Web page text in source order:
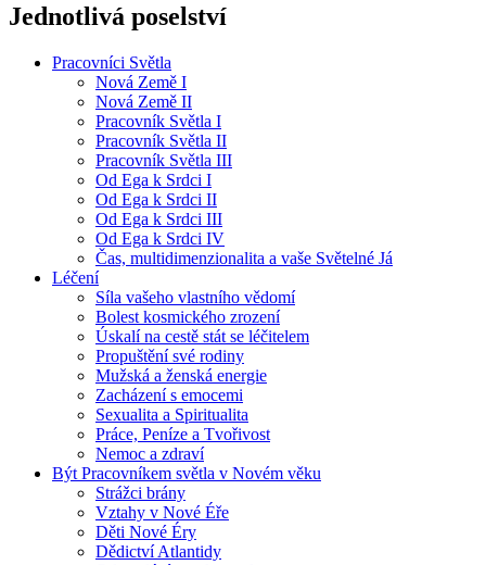
Jednotlivá poselství
Pracovníci Světla
Nová Země I
Nová Země II
Pracovník Světla I
Pracovník Světla II
Pracovník Světla III
Od Ega k Srdci I
Od Ega k Srdci II
Od Ega k Srdci III
Od Ega k Srdci IV
Čas, multidimenzionalita a vaše Světelné Já
Léčení
Síla vašeho vlastního vědomí
Bolest kosmického zrození
Úskalí na cestě stát se léčitelem
Propuštění své rodiny
Mužská a ženská energie
Zacházení s emocemi
Sexualita a Spiritualita
Práce, Peníze a Tvořivost
Nemoc a zdraví
Být Pracovníkem světla v Novém věku
Strážci brány
Vztahy v Nové Éře
Děti Nové Éry
Dědictví Atlantidy